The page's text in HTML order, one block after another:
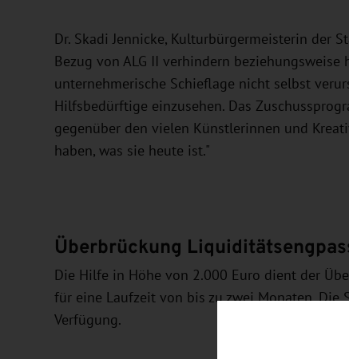
Dr. Skadi Jennicke, Kulturbürgermeisterin der
Bezug von ALG II verhindern
unternehmerische Schieflage nicht selbst
Hilfsbedürftige einzusehen. Das
gegenüber den vielen Künstlerinnen und
haben, was sie heute ist."
Überbrückung
Die Hilfe in Höhe von 2.000 Euro dient der
für eine Laufzeit von bis zu zwei Monaten.
Verfügung.